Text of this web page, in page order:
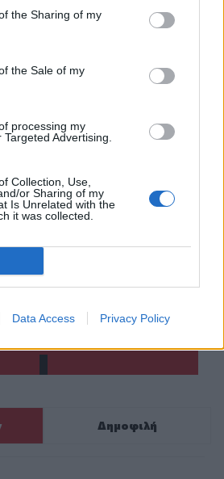
the Sharing of my
the Sale of my
processing my
Advertising.
Collection, Use,
or Sharing of my
Is Unrelated with the
it was collected.
Data Access Privacy Policy
ΣΧΕΤΙΚΆ TAGS
εξετάσεις
Πανελλαδικές 2026
Πανελλήνιες 2026
του CRETALIVE
Δημοφιλή